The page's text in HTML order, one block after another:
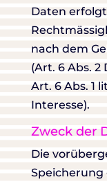
Daten
nach dem
(Art. 6 Abs. 2
Art. 6 Abs. 1
Interesse).
Zweck der
Die